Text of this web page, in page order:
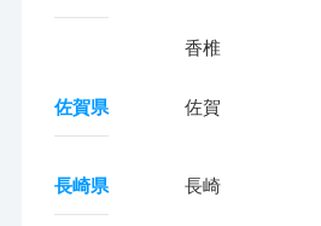
香椎
佐賀県 佐賀
長崎県 長崎